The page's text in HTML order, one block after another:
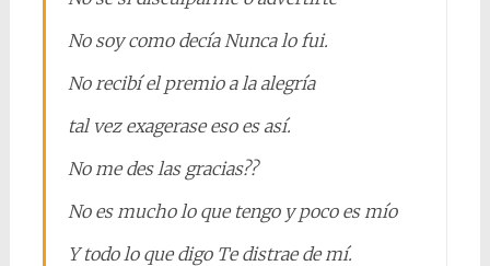
No soy como decía Nunca lo fui.
No recibí el premio a la alegría
tal vez exagerase eso es así.
No me des las gracias??
No es mucho lo que tengo y poco es mío
Y todo lo que digo Te distrae de mí.